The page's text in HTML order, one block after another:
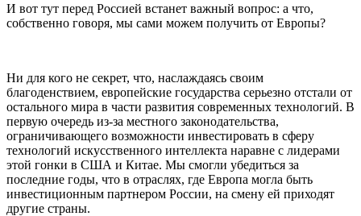
И вот тут перед Россией встанет важный вопрос: а что,
собственно говоря, мы сами можем получить от Европы?
Ни для кого не секрет, что, наслаждаясь своим
благоденствием, европейские государства серьезно отстали от
остального мира в части развития современных технологий. В
первую очередь из-за местного законодательства,
ограничивающего возможности инвестировать в сферу
технологий искусственного интеллекта наравне с лидерами
этой гонки в США и Китае. Мы смогли убедиться за
последние годы, что в отраслях, где Европа могла быть
инвестиционным партнером России, на смену ей приходят
другие страны.